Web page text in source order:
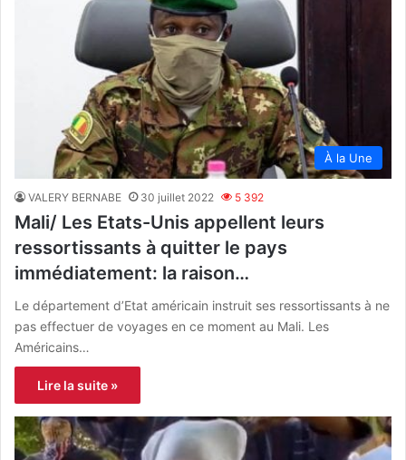
À la Une
VALERY BERNABE 30 juillet 2022 5 392
Mali/ Les Etats-Unis appellent leurs
ressortissants à quitter le pays
immédiatement: la raison…
Le département d’Etat américain instruit ses ressortissants à ne
pas effectuer de voyages en ce moment au Mali. Les
Américains…
Lire la suite »